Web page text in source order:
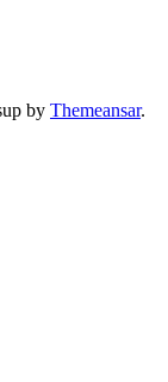
by Themeansar.